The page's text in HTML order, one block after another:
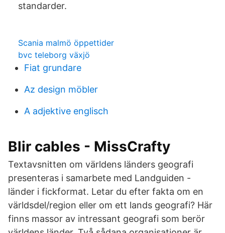
standarder.
Scania malmö öppettider
bvc teleborg växjö
Fiat grundare
Az design möbler
A adjektive englisch
Blir cables - MissCrafty
Textavsnitten om världens länders geografi
presenteras i samarbete med Landguiden -
länder i fickformat. Letar du efter fakta om en
världsdel/region eller om ett lands geografi? Här
finns massor av intressant geografi som berör